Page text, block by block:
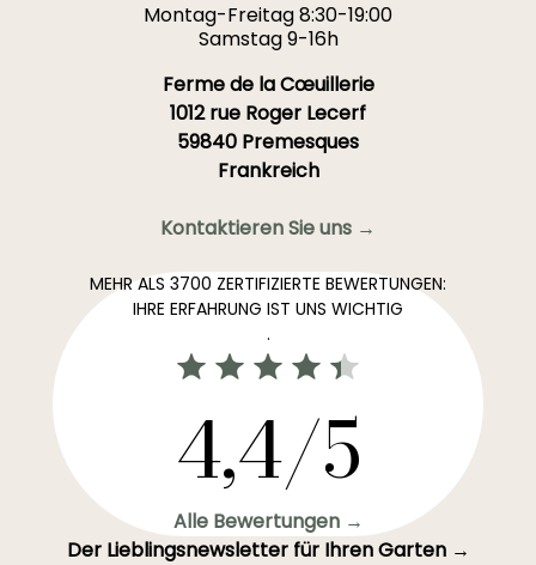
Montag-Freitag 8:30-19:00
Samstag 9-16h
Ferme de la Cœuillerie
1012 rue Roger Lecerf
59840 Premesques
Frankreich
Kontaktieren Sie uns →
MEHR ALS 3700 ZERTIFIZIERTE BEWERTUNGEN:
IHRE ERFAHRUNG IST UNS WICHTIG
.
4,4/5
Alle Bewertungen →
Der Lieblingsnewsletter für Ihren Garten →